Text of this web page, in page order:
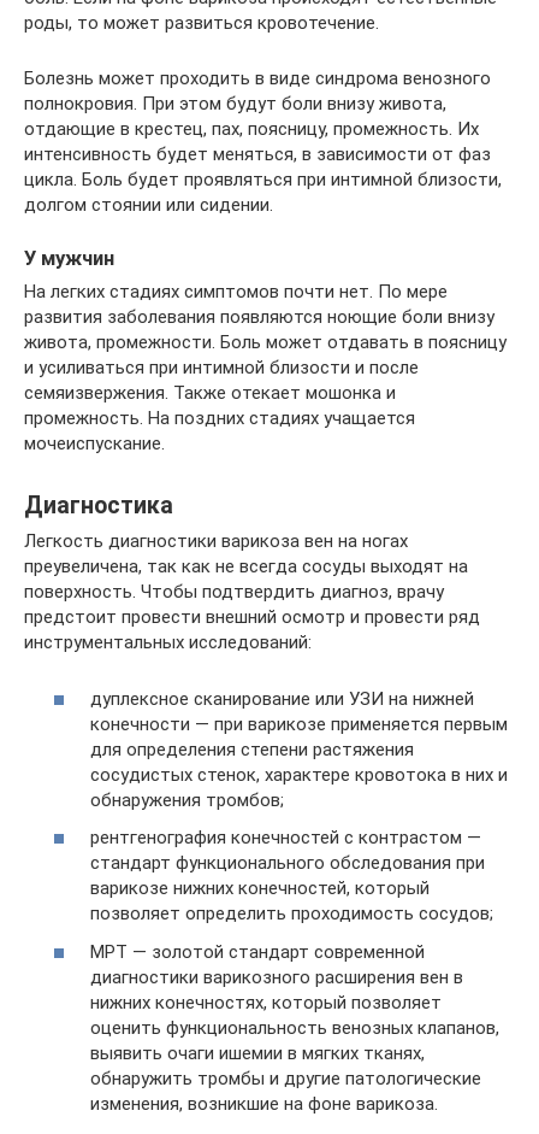
роды, то может развиться кровотечение.
Болезнь может проходить в виде синдрома венозного
полнокровия. При этом будут боли внизу живота,
отдающие в крестец, пах, поясницу, промежность. Их
интенсивность будет меняться, в зависимости от фаз
цикла. Боль будет проявляться при интимной близости,
долгом стоянии или сидении.
У мужчин
На легких стадиях симптомов почти нет. По мере
развития заболевания появляются ноющие боли внизу
живота, промежности. Боль может отдавать в поясницу
и усиливаться при интимной близости и после
семяизвержения. Также отекает мошонка и
промежность. На поздних стадиях учащается
мочеиспускание.
Диагностика
Легкость диагностики варикоза вен на ногах
преувеличена, так как не всегда сосуды выходят на
поверхность. Чтобы подтвердить диагноз, врачу
предстоит провести внешний осмотр и провести ряд
инструментальных исследований:
дуплексное сканирование или УЗИ на нижней
конечности — при варикозе применяется первым
для определения степени растяжения
сосудистых стенок, характере кровотока в них и
обнаружения тромбов;
рентгенография конечностей с контрастом —
стандарт функционального обследования при
варикозе нижних конечностей, который
позволяет определить проходимость сосудов;
МРТ — золотой стандарт современной
диагностики варикозного расширения вен в
нижних конечностях, который позволяет
оценить функциональность венозных клапанов,
выявить очаги ишемии в мягких тканях,
обнаружить тромбы и другие патологические
изменения, возникшие на фоне варикоза.